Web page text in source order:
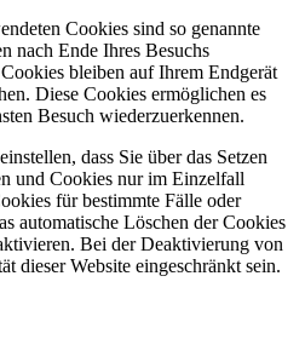
Cookies sind so genannte
nach Ende Ihres Besuchs
bleiben auf Ihrem Endgerät
Diese Cookies ermöglichen es
Besuch wiederzuerkennen.
dass Sie über das Setzen
und Cookies nur im Einzelfall
für bestimmte Fälle oder
automatische Löschen der Cookies
Bei der Deaktivierung von
dieser Website eingeschränkt sein.